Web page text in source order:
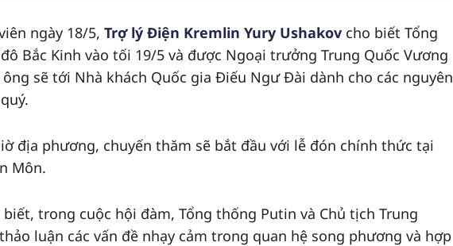
ngày 18/5, Trợ lý Điện Kremlin Yury Ushakov cho biết Tổng
Bắc Kinh vào tối 19/5 và được Ngoại trưởng Trung Quốc Vương
sẽ tới Nhà khách Quốc gia Điếu Ngư Đài dành cho các nguyên
địa phương, chuyến thăm sẽ bắt đầu với lễ đón chính thức tại
Môn.
biết, trong cuộc hội đàm, Tổng thống Putin và Chủ tịch Trung
luận các vấn đề nhạy cảm trong quan hệ song phương và hợp